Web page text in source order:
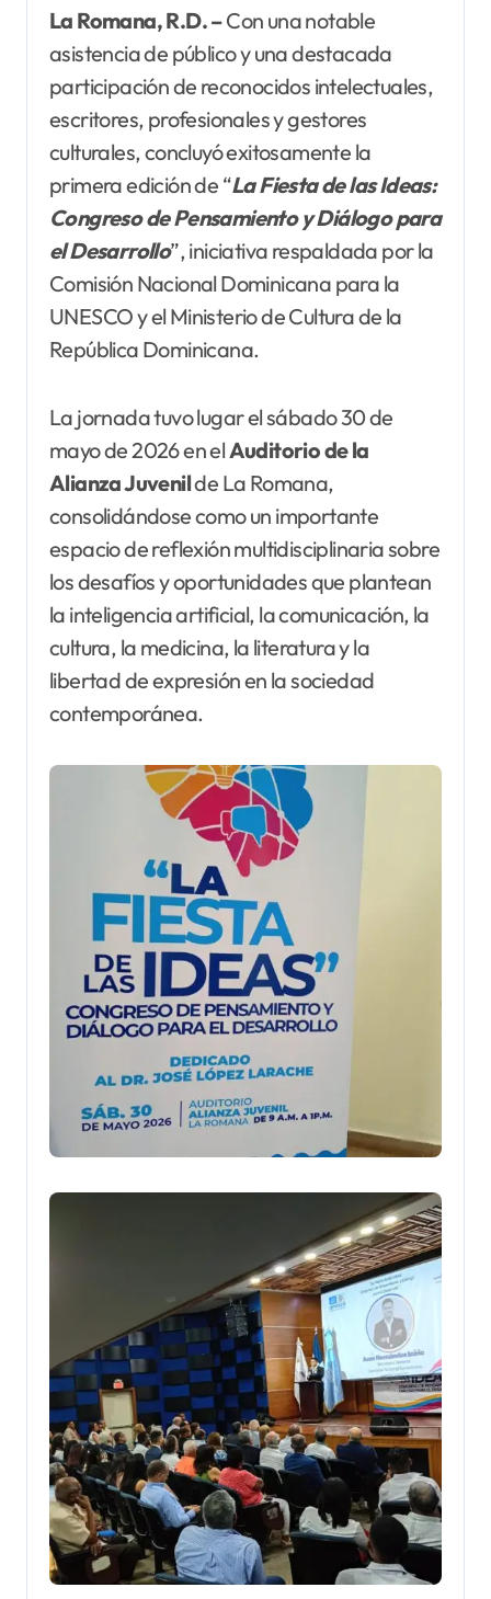
La Romana, R.D. –Con una notable
asistencia de público y una destacada
participación de reconocidos intelectuales,
escritores, profesionales y gestores
culturales, concluyó exitosamente la
primera edición de “La Fiesta de las Ideas:
Congreso de Pensamiento y Diálogo para
el Desarrollo”, iniciativa respaldada por la
Comisión Nacional Dominicana para la
UNESCO y el Ministerio de Cultura de la
República Dominicana.
La jornada tuvo lugar el sábado 30 de
mayo de 2026 en el Auditorio de la
Alianza Juvenilde La Romana,
consolidándose como un importante
espacio de reflexión multidisciplinaria sobre
los desafíos y oportunidades que plantean
la inteligencia artificial, la comunicación, la
cultura, la medicina, la literatura y la
libertad de expresión en la sociedad
contemporánea.